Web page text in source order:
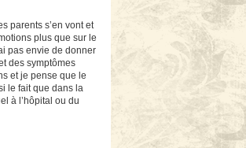
parents s’en vont et
plus que sur le
pas envie de donner
des symptômes
et je pense que le
le fait que dans la
à l’hôpital ou du